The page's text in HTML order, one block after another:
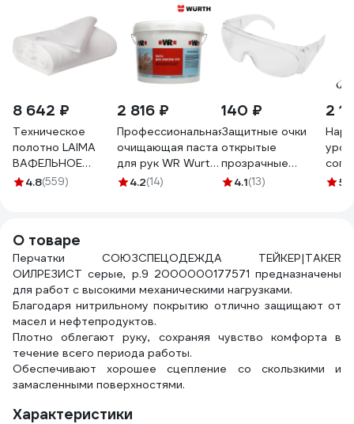
8 642 ₽
Техническое
полотно LAIMA
ВАФЕЛЬНОЕ
отбеленное,
4.8(559)
2 816 ₽
Профессиональная
очищающая паста
для рук WR Wurth
ведро 11 л
4.2(14)
140 ₽
Защитные очки
открытые
прозрачные
Gigant GGСB-1
4.1(13)
2
5
О товаре
Перчатки СОЮЗСПЕЦОДЕЖДА ТЕЙКЕР|TAKER
ОИЛРЕЗИСТ серые, р.9 2000000177571 предназначены
для работ с высокими механическими нагрузками.
Благодаря нитрильному покрытию отлично защищают от
масел и нефтепродуктов.
Плотно облегают руку, сохраняя чувство комфорта в
течение всего периода работы.
Обеспечивают хорошее сцепление со скользкими и
замасленными поверхностями.
Характеристики